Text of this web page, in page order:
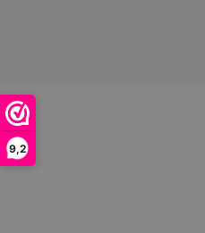
9,2